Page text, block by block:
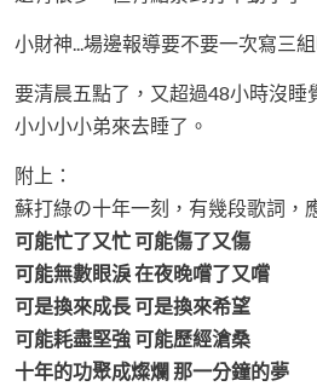
小財神...場邊報導要不要一次寫三
要清晨五點了，又超過48小時沒睡
小小小小弟來去睡了。
附上：
蘇打綠の十年一刻，有幾段歌詞，
可能忙了又忙 可能傷了又傷
可能無數眼淚 在夜晚嚐了又嚐
可是換來成長 可是換來希望
可能耗盡堅強 可能歷經滄桑
十年的功聚成燦爛 那一分鐘的夢